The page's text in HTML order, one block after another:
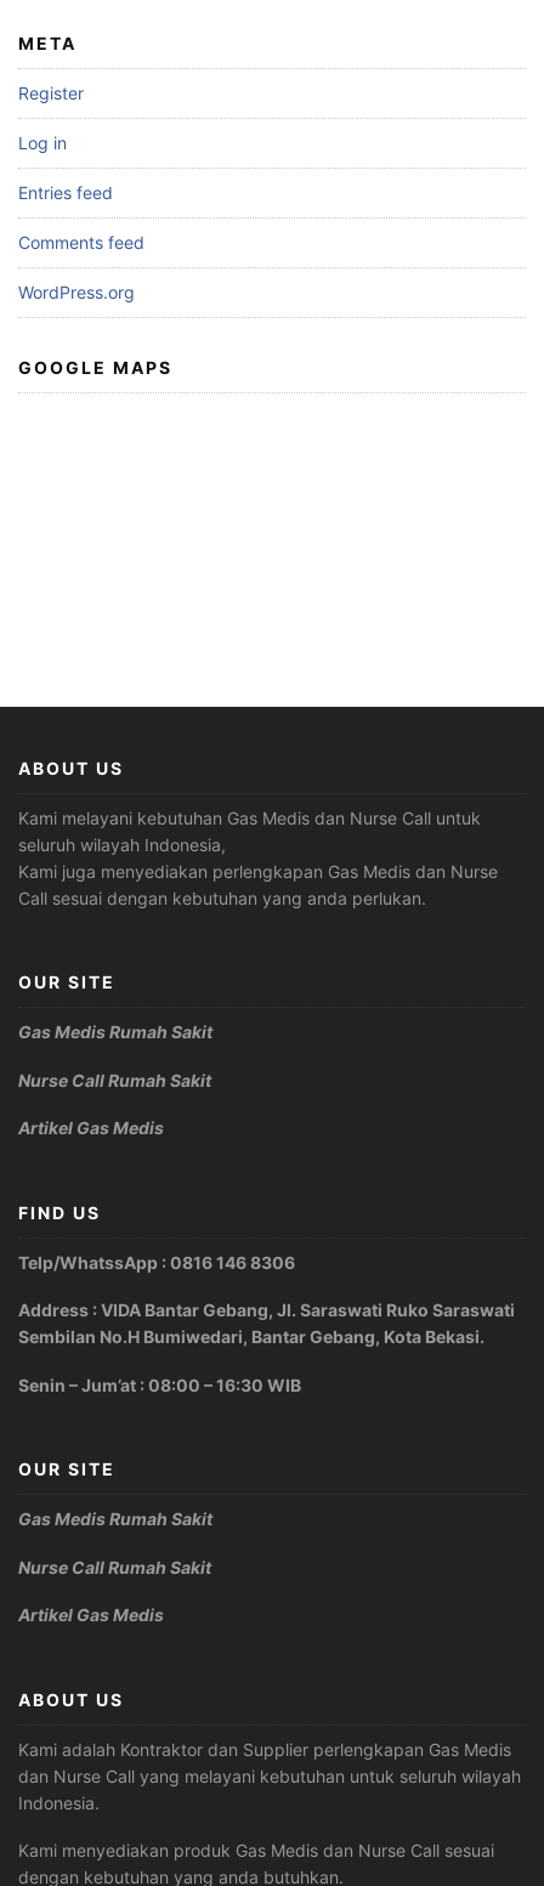
META
Register
Log in
Entries feed
Comments feed
WordPress.org
GOOGLE MAPS
ABOUT US
Kami melayani kebutuhan Gas Medis dan Nurse Call untuk
seluruh wilayah Indonesia,
Kami juga menyediakan perlengkapan Gas Medis dan Nurse
Call sesuai dengan kebutuhan yang anda perlukan.
OUR SITE
Gas Medis Rumah Sakit
Nurse Call Rumah Sakit
Artikel Gas Medis
FIND US
Telp/WhatssApp : 0816 146 8306
Address : VIDA Bantar Gebang, Jl. Saraswati Ruko Saraswati
Sembilan No.H Bumiwedari, Bantar Gebang, Kota Bekasi.
Senin – Jum’at : 08:00 – 16:30 WIB
OUR SITE
Gas Medis Rumah Sakit
Nurse Call Rumah Sakit
Artikel Gas Medis
ABOUT US
Kami adalah Kontraktor dan Supplier perlengkapan Gas Medis
dan Nurse Call yang melayani kebutuhan untuk seluruh wilayah
Indonesia.
Kami menyediakan produk Gas Medis dan Nurse Call sesuai
dengan kebutuhan yang anda butuhkan.